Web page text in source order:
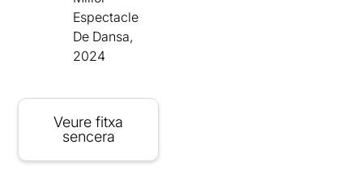
Espectacle
De Dansa,
2024
Veure fitxa
sencera